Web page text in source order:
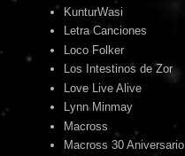
KunturWasi
Letra Canciones
Loco Folker
Los Intestinos de Zor
Love Live Alive
Lynn Minmay
Macross
Macross 30 Aniversario